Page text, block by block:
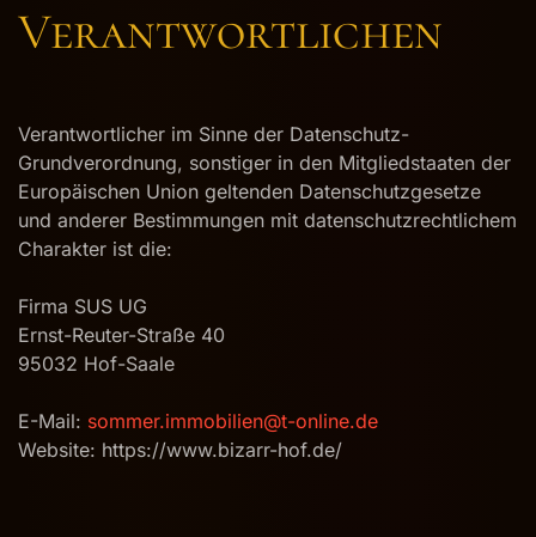
Verantwortlichen
Verantwortlicher im Sinne der Datenschutz-
Grundverordnung, sonstiger in den Mitgliedstaaten der
Europäischen Union geltenden Datenschutzgesetze
und anderer Bestimmungen mit datenschutzrechtlichem
Charakter ist die:
Firma SUS UG
Ernst-Reuter-Straße 40
95032 Hof-Saale
E-Mail: sommer.immobilien@t-online.de
Website: https://www.bizarr-hof.de/